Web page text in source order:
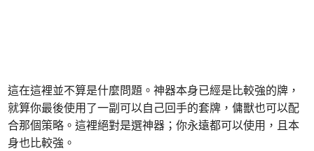
這在這裡並不算是什麼問題。神器本身已經是比較強的牌，
就算你最後使用了一副可以自己回手的套牌，傭獸也可以配
合那個策略。這裡絕對是選神器；你永遠都可以使用，且本
身也比較強。